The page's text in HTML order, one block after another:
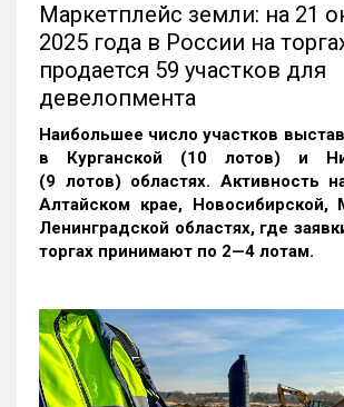
Маркетплейс земли: на 21
2025 года в России на
продается 59 участков для
девелопмента
Наибольшее число участков
в Курганской (10 лотов) и
(9 лотов) областях. Активность
Алтайском крае, Новосибирской,
Ленинградской областях, где
торгах принимают по 2—4 лотам.